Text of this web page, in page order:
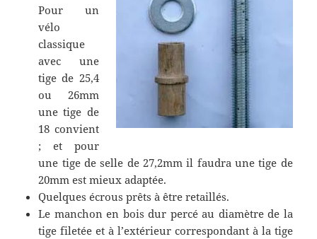
Pour un
vélo
classique
avec une
tige de 25,4
ou 26mm
une tige de
18 convient
; et pour
une tige de selle de 27,2mm il faudra une tige de
20mm est mieux adaptée.
Quelques écrous prêts à être retaillés.
Le manchon en bois dur percé au diamètre de la
tige filetée et à l’extérieur correspondant à la tige